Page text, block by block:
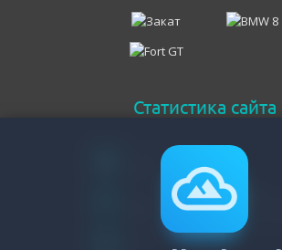
Статистика сайта
Онлайн всего
Гостей
Пользователей